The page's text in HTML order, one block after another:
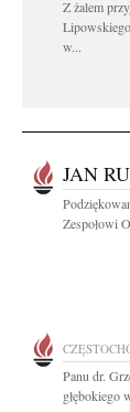
Z żalem
w...
JAN
Zespołowi
Panu dr.
głębokiego